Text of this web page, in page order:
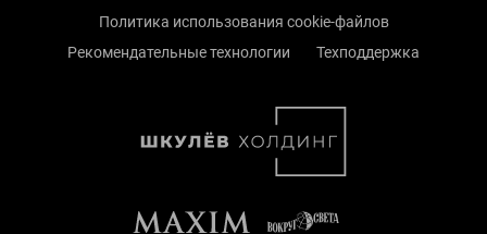
Политика использования cookie-файлов
Рекомендательные технологии
Техподдержка